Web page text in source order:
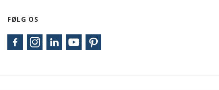
FØLG OS